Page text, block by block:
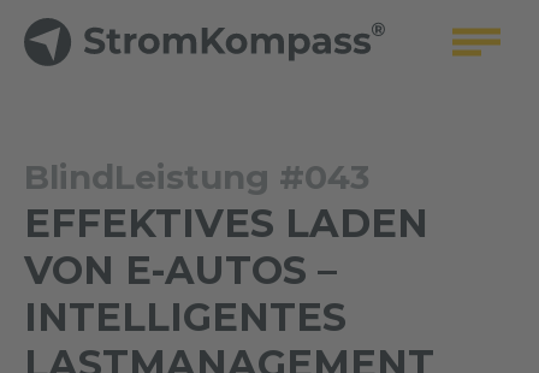
BlindLeistung #043
EFFEKTIVES LADEN
VON E-AUTOS –
INTELLIGENTES